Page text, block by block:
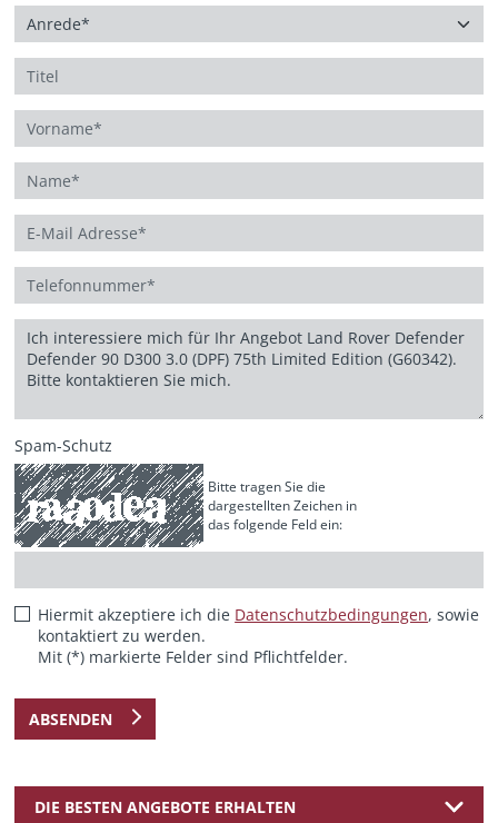
Spam-Schutz
Bitte tragen Sie die
dargestellten Zeichen in
das folgende Feld ein:
Hiermit akzeptiere ich die Datenschutzbedingungen, sowie
kontaktiert zu werden.
Mit (*) markierte Felder sind Pflichtfelder.
ABSENDEN
DIE BESTEN ANGEBOTE ERHALTEN